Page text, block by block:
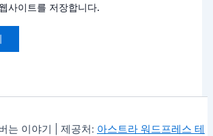
사이트를 저장합니다.
는 이야기 | 제공처: 아스트라 워드프레스 테